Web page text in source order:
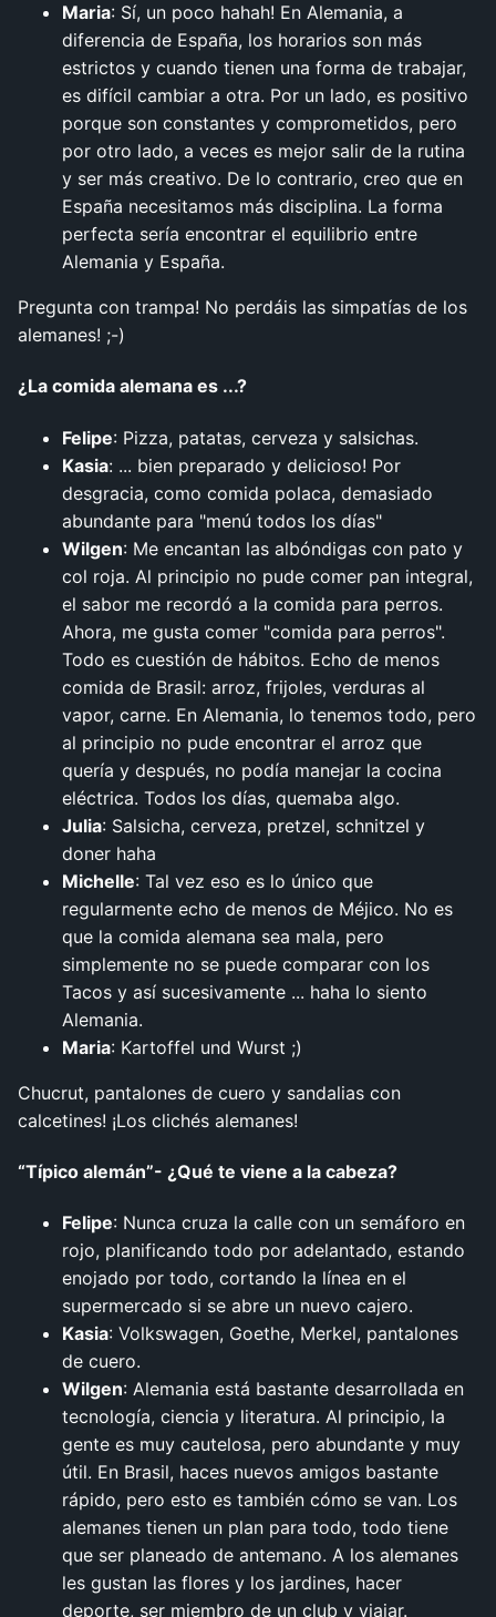
Maria: Sí, un poco hahah! En Alemania, a
diferencia de España, los horarios son más
estrictos y cuando tienen una forma de trabajar,
es difícil cambiar a otra. Por un lado, es positivo
porque son constantes y comprometidos, pero
por otro lado, a veces es mejor salir de la rutina
y ser más creativo. De lo contrario, creo que en
España necesitamos más disciplina. La forma
perfecta sería encontrar el equilibrio entre
Alemania y España.
Pregunta con trampa! No perdáis las simpatías de los
alemanes! ;-)
¿La comida alemana es ...?
Felipe: Pizza, patatas, cerveza y salsichas.
Kasia: ... bien preparado y delicioso! Por
desgracia, como comida polaca, demasiado
abundante para "menú todos los días"
Wilgen: Me encantan las albóndigas con pato y
col roja. Al principio no pude comer pan integral,
el sabor me recordó a la comida para perros.
Ahora, me gusta comer "comida para perros".
Todo es cuestión de hábitos. Echo de menos
comida de Brasil: arroz, frijoles, verduras al
vapor, carne. En Alemania, lo tenemos todo, pero
al principio no pude encontrar el arroz que
quería y después, no podía manejar la cocina
eléctrica. Todos los días, quemaba algo.
Julia: Salsicha, cerveza, pretzel, schnitzel y
doner haha
Michelle: Tal vez eso es lo único que
regularmente echo de menos de Méjico. No es
que la comida alemana sea mala, pero
simplemente no se puede comparar con los
Tacos y así sucesivamente ... haha lo siento
Alemania.
Maria: Kartoffel und Wurst ;)
Chucrut, pantalones de cuero y sandalias con
calcetines! ¡Los clichés alemanes!
“Típico alemán”- ¿Qué te viene a la cabeza?
Felipe: Nunca cruza la calle con un semáforo en
rojo, planificando todo por adelantado, estando
enojado por todo, cortando la línea en el
supermercado si se abre un nuevo cajero.
Kasia: Volkswagen, Goethe, Merkel, pantalones
de cuero.
Wilgen: Alemania está bastante desarrollada en
tecnología, ciencia y literatura. Al principio, la
gente es muy cautelosa, pero abundante y muy
útil. En Brasil, haces nuevos amigos bastante
rápido, pero esto es también cómo se van. Los
alemanes tienen un plan para todo, todo tiene
que ser planeado de antemano. A los alemanes
les gustan las flores y los jardines, hacer
deporte, ser miembro de un club y viajar.